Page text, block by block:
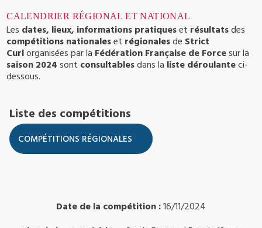
CALENDRIER RÉGIONAL ET NATIONAL
Les dates, lieux, informations pratiqueset résultatsdes
compétitions nationaleset régionalesde Strict
Curlorganisées par la Fédération Française de Forcesur la
saison 2024 sont consultablesdans la liste déroulanteci-
dessous.
Liste des compétitions
Date de la compétition :16/11/2024